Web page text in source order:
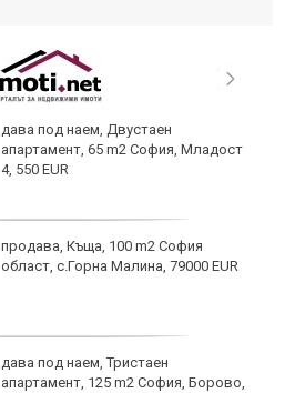
дава под наем, Двустаен
апартамент, 65 m2 София, Младост
4, 550 EUR
продава, Къща, 100 m2 София
област, с.Горна Малина, 79000 EUR
дава под наем, Тристаен
апартамент, 125 m2 София, Борово,